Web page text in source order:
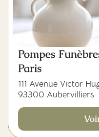
Pompes
Paris
111 Avenue Victor
93300 Aubervilliers